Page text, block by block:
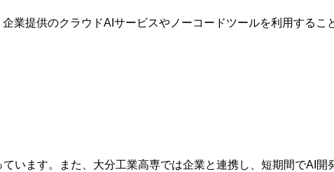
業提供のクラウドAIサービスやノーコードツールを利用する
います。また、大分工業高専では企業と連携し、短期間でAI